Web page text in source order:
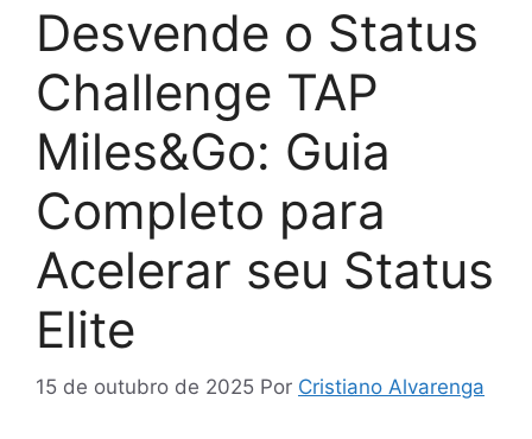
Desvende o Status
Challenge TAP
Miles&Go: Guia
Completo para
Acelerar seu Status
Elite
15 de outubro de 2025 Por Cristiano Alvarenga